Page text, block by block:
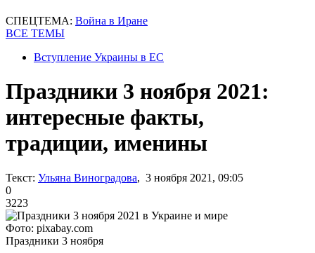
СПЕЦТЕМА: Война в Иране
ВСЕ ТЕМЫ
Вступление Украины в ЕС
Праздники 3 ноября 2021:
интересные факты,
традиции, именины
Текст: Ульяна Виноградова, 3 ноября 2021, 09:05
0
3223
Фото: pixabay.com
Праздники 3 ноября